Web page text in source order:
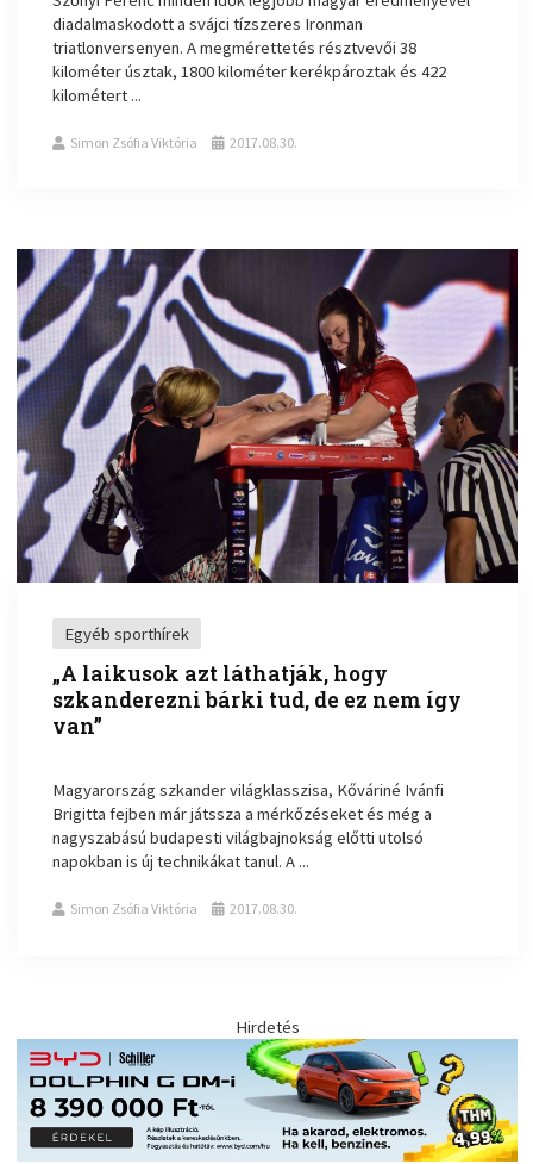
diadalmaskodott a svájci tízszeres Ironman
triatlonversenyen. A megmérettetés résztvevői 38
kilométer úsztak, 1800 kilométer kerékpároztak és 422
kilométert ...
Simon Zsófia Viktória 2017.08.30.
Egyéb sporthírek
„A laikusok azt láthatják, hogy
szkanderezni bárki tud, de ez nem így
van”
Magyarország szkander világklasszisa, Kőváriné Ivánfi
Brigitta fejben már játssza a mérkőzéseket és még a
nagyszabású budapesti világbajnokság előtti utolsó
napokban is új technikákat tanul. A ...
Simon Zsófia Viktória 2017.08.30.
Hirdetés